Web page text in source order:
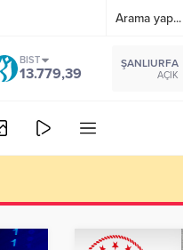
BIST
13.779,39
ŞANLIURFA
AÇIK